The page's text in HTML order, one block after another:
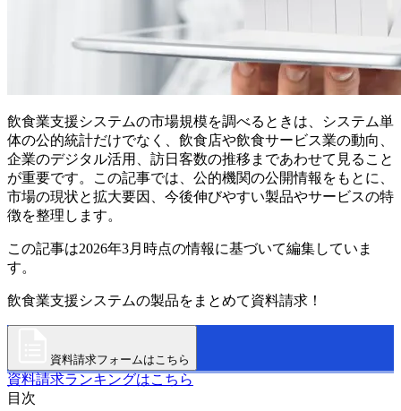
飲食業支援システムの市場規模を調べるときは、システム単
体の公的統計だけでなく、飲食店や飲食サービス業の動向、
企業のデジタル活用、訪日客数の推移まであわせて見ること
が重要です。この記事では、公的機関の公開情報をもとに、
市場の現状と拡大要因、今後伸びやすい製品やサービスの特
徴を整理します。
この記事は2026年3月時点の情報に基づいて編集していま
す。
飲食業支援システムの製品をまとめて資料請求！
資料請求フォームはこちら
資料請求ランキングはこちら
目次